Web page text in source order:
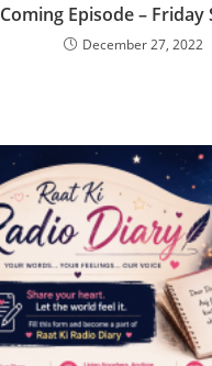
Coming Episode – Friday
December 27, 2022